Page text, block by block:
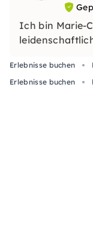
Ich bin Marie-
Erlebnisse buchen
Erlebnisse buchen